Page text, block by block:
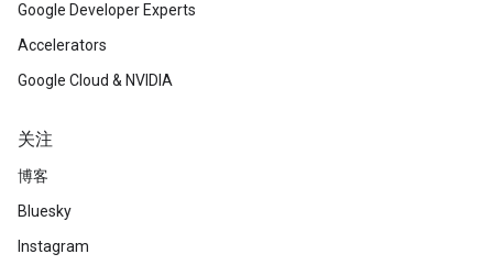
Google Developer Experts
Accelerators
Google Cloud & NVIDIA
关注
博客
Bluesky
Instagram